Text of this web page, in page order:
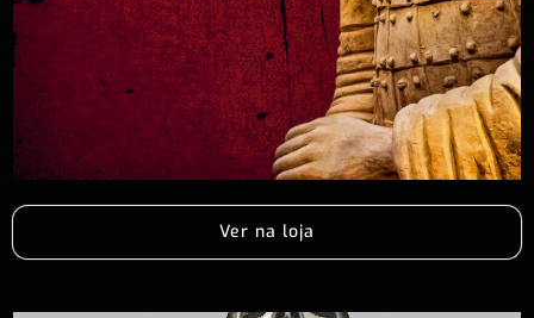
Ver na loja